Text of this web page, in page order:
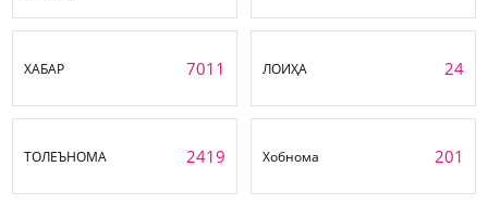
ХАБАР 7011 ЛОИҲА 24
ТОЛЕЪНОМА 2419 Хобнома 201